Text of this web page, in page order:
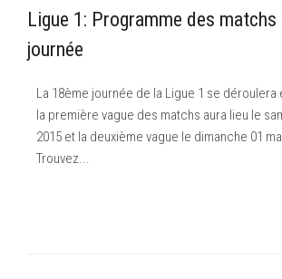
Ligue 1: Programme des
journée
La 18ème journée de la Ligue 1 se déroulera
la première vague des matchs aura lieu le
2015 et la deuxième vague le dimanche 01
Trouvez...